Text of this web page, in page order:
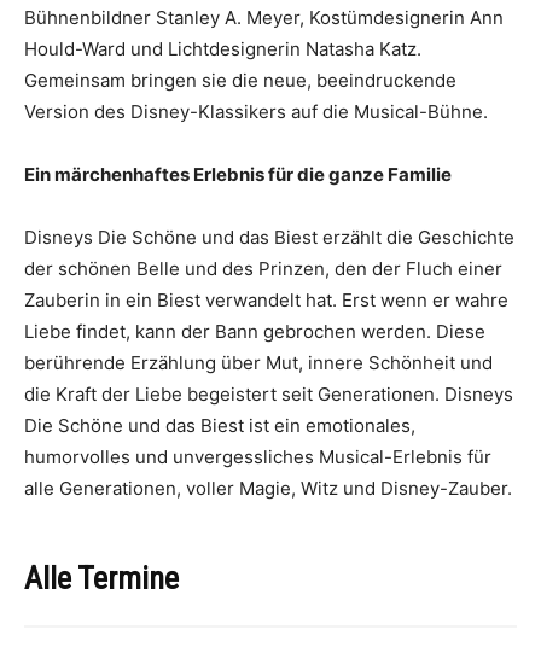
Bühnenbildner Stanley A. Meyer, Kostümdesignerin Ann
Hould-Ward und Lichtdesignerin Natasha Katz.
Gemeinsam bringen sie die neue, beeindruckende
Version des Disney-Klassikers auf die Musical-Bühne.
Ein märchenhaftes Erlebnis für die ganze Familie
Disneys Die Schöne und das Biest erzählt die Geschichte
der schönen Belle und des Prinzen, den der Fluch einer
Zauberin in ein Biest verwandelt hat. Erst wenn er wahre
Liebe findet, kann der Bann gebrochen werden. Diese
berührende Erzählung über Mut, innere Schönheit und
die Kraft der Liebe begeistert seit Generationen. Disneys
Die Schöne und das Biest ist ein emotionales,
humorvolles und unvergessliches Musical-Erlebnis für
alle Generationen, voller Magie, Witz und Disney-Zauber.
Alle Termine